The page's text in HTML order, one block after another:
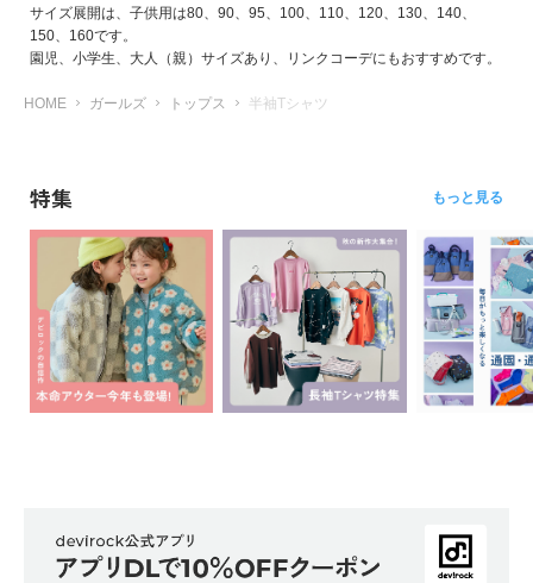
サイズ展開は、子供用は80、90、95、100、110、120、130、140、
150、160です。
園児、小学生、大人（親）サイズあり、リンクコーデにもおすすめです。
HOME ガールズ トップス 半袖Tシャツ
特集 もっと見る